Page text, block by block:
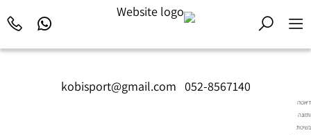
kobisport@gmail.com 052-8567140
דיאטה
ותזונה
בשיטת